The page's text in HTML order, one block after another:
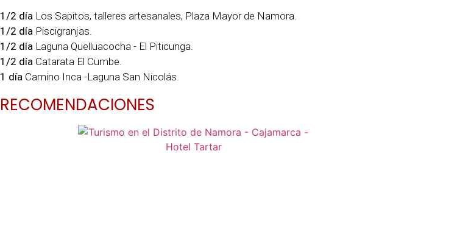
1/2 día Los Sapitos, talleres artesanales, Plaza Mayor de Namora.
1/2 día Piscigranjas.
1/2 día Laguna Quelluacocha - El Piticunga.
1/2 día Catarata El Cumbe.
1 día Camino Inca -Laguna San Nicolás.
RECOMENDACIONES